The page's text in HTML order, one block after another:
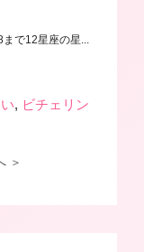
まで12星座の星...
, ビチェリン
＞